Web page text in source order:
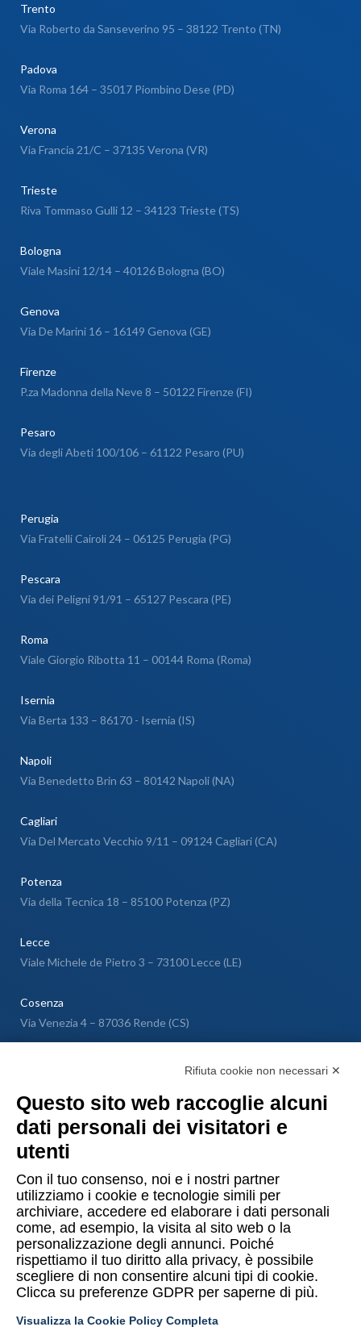
Trento
Via Roberto da Sanseverino 95 – 38122 Trento (TN)
Padova
Via Roma 164 – 35017 Piombino Dese (PD)
Verona
Via Francia 21/C – 37135 Verona (VR)
Trieste
Riva Tommaso Gulli 12 – 34123 Trieste (TS)
Bologna
Viale Masini 12/14 – 40126 Bologna (BO)
Genova
Via De Marini 16 – 16149 Genova (GE)
Firenze
P.za Madonna della Neve 8 – 50122 Firenze (FI)
Pesaro
Via degli Abeti 100/106 – 61122 Pesaro (PU)
Perugia
Via Fratelli Cairoli 24 – 06125 Perugia (PG)
Pescara
Via dei Peligni 91/91 – 65127 Pescara (PE)
Roma
Viale Giorgio Ribotta 11 – 00144 Roma (Roma)
Isernia
Via Berta 133 – 86170 - Isernia (IS)
Napoli
Via Benedetto Brin 63 – 80142 Napoli (NA)
Cagliari
Via Del Mercato Vecchio 9/11 – 09124 Cagliari (CA)
Potenza
Via della Tecnica 18 – 85100 Potenza (PZ)
Lecce
Viale Michele de Pietro 3 – 73100 Lecce (LE)
Cosenza
Via Venezia 4 – 87036 Rende (CS)
Lugano
Copyright © 2015-2026 Uomo & Ambiente S.r.l. Società Benefit
PI/CF 10874480014
Privacy Policy UeA
Rifiuta cookie non necessari ✕
Questo sito web raccoglie alcuni
dati personali dei visitatori e
utenti
Con il tuo consenso, noi e i nostri partner
utilizziamo i cookie e tecnologie simili per
archiviare, accedere ed elaborare i dati personali
come, ad esempio, la visita al sito web o la
personalizzazione degli annunci. Poiché
rispettiamo il tuo diritto alla privacy, è possibile
scegliere di non consentire alcuni tipi di cookie.
Clicca su preferenze GDPR per saperne di più.
Visualizza la Cookie Policy Completa